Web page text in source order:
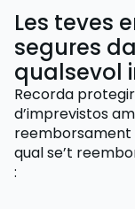
Les teves
segures
qualsevol
Recorda
d’imprevistos
reemborsament
qual se’t
: